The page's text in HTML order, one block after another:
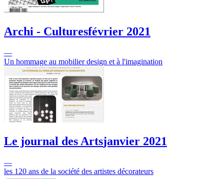
Archi - Culturesfévrier 2021
—
Un hommage au mobilier design et à l'imagination
Le journal des Artsjanvier 2021
—
les 120 ans de la société des artistes décorateurs